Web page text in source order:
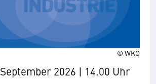
© WKÖ
2026 | 14.00 Uhr